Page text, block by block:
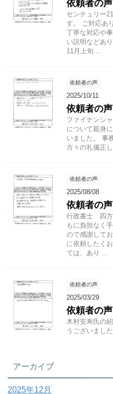
依頼者の
センチュリー
す。 ご対応あ
丁寧な対応や
い説明などあ
11月上旬 ...
依頼者の声
2025/10/11
依頼者の
ファイナンシ
について親身
いました。 事
方々の礼儀正
依頼者の声
2025/08/08
依頼者の
行政書士 四方
もに負担なく
ので感謝して
に依頼したく
ては、あり ...
依頼者の声
2025/03/29
依頼者の
木村安寿氏の
うございました
アーカイブ
2025年12月